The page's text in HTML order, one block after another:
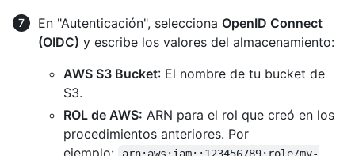
En "Autenticación", selecciona OpenID Connect
(OIDC) y escribe los valores del almacenamiento:
AWS S3 Bucket: El nombre de tu bucket de
S3.
ROL de AWS: ARN para el rol que creó en los
procedimientos anteriores. Por
ejemplo:
arn:aws:iam::123456789:role/my-